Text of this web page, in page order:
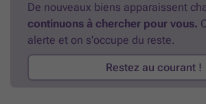
De nouveaux biens apparaissent
continuons à chercher pour vous.
alerte et on s'occupe du reste.
Restez au courant !